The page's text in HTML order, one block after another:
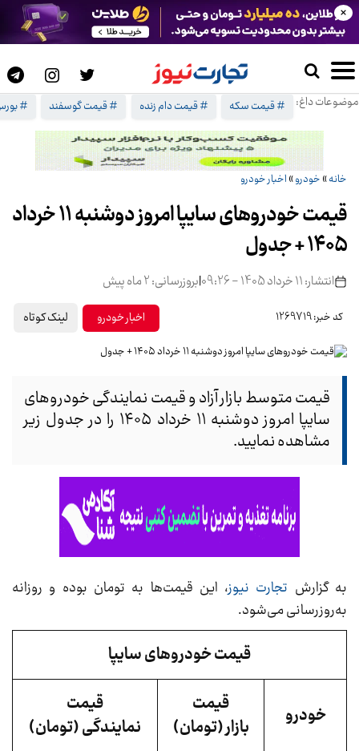
موضوعات داغ: # قیمت سکه # قیمت دام زنده # قیمت گوسفند #
×
خانه» خودرو» اخبار خودرو
قیمت خودرو‌های سایپا امروز دوشنبه ۱۱ خرداد
۱۴۰۵ + جدول
انتشار: 11 خرداد 1405 - 09:26 |بروزرسانی: 2 ماه پیش
کد خبر: 1269719 اخبار خودرو لینک کوتاه
قیمت متوسط بازار آزاد و قیمت نمایندگی خودرو‌های
سایپا امروز دوشنبه ۱۱ خرداد ۱۴۰۵ را در جدول زیر
مشاهده نمایید.
به گزارش تجارت نیوز، این قیمت‌ها به تومان بوده و روزانه
به‌روز‌رسانی می‌شود.
قیمت خودروهای سایپا
خودرو
قیمت
بازار (تومان)
قیمت
نمایندگی (تومان)